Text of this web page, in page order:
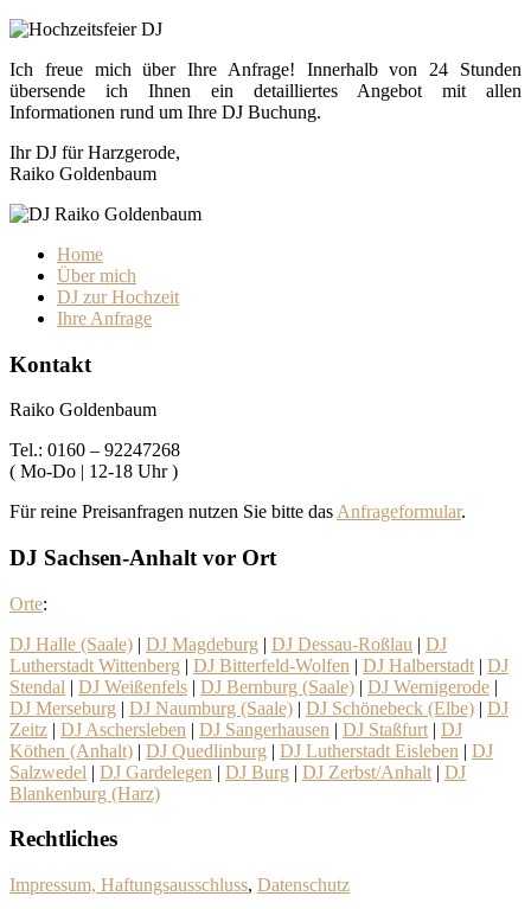
Ich freue mich über Ihre Anfrage! Innerhalb von 24 Stunden
übersende ich Ihnen ein detailliertes Angebot mit allen
Informationen rund um Ihre DJ Buchung.
Ihr DJ für Harzgerode,
Raiko Goldenbaum
Home
Über mich
DJ zur Hochzeit
Ihre Anfrage
Kontakt
Raiko Goldenbaum
Tel.: 0160 – 92247268
( Mo-Do | 12-18 Uhr )
Für reine Preisanfragen nutzen Sie bitte das Anfrageformular.
DJ Sachsen-Anhalt vor Ort
Orte:
DJ Halle (Saale) | DJ Magdeburg | DJ Dessau-Roßlau | DJ
Lutherstadt Wittenberg | DJ Bitterfeld-Wolfen | DJ Halberstadt | DJ
Stendal | DJ Weißenfels | DJ Bernburg (Saale) | DJ Wernigerode |
DJ Merseburg | DJ Naumburg (Saale) | DJ Schönebeck (Elbe) | DJ
Zeitz | DJ Aschersleben | DJ Sangerhausen | DJ Staßfurt | DJ
Köthen (Anhalt) | DJ Quedlinburg | DJ Lutherstadt Eisleben | DJ
Salzwedel | DJ Gardelegen | DJ Burg | DJ Zerbst/Anhalt | DJ
Blankenburg (Harz)
Rechtliches
Impressum, Haftungsausschluss, Datenschutz